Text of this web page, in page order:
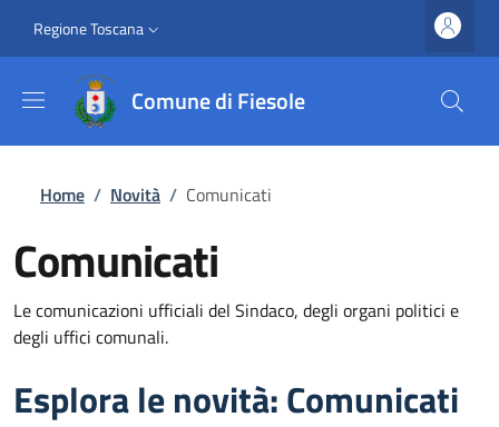
Slim top
Regione Toscana
Comune di Fiesole
Briciole di pane
Home / Novità / Comunicati
Comunicati
Le comunicazioni ufficiali del Sindaco, degli organi politici e
degli uffici comunali.
Esplora le novità: Comunicati